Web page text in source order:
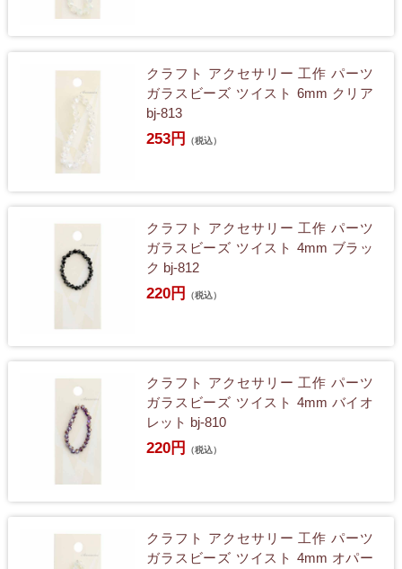
クラフト アクセサリー 工作 パーツ
ガラスビーズ ツイスト 6mm クリア
bj-813
253円 （税込）
クラフト アクセサリー 工作 パーツ
ガラスビーズ ツイスト 4mm ブラッ
ク bj-812
220円 （税込）
クラフト アクセサリー 工作 パーツ
ガラスビーズ ツイスト 4mm バイオ
レット bj-810
220円 （税込）
クラフト アクセサリー 工作 パーツ
ガラスビーズ ツイスト 4mm オパー